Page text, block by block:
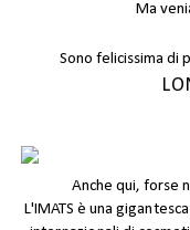
Ma
Sono felicissima di
Anche qui, forse
L'IMATS è una